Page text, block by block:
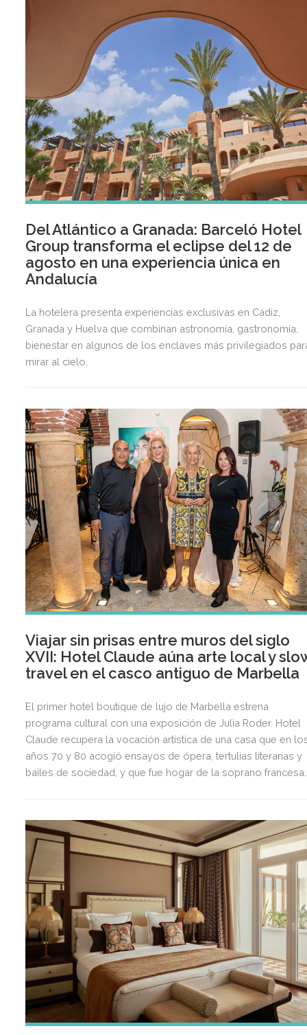
Del Atlántico a Granada: Barceló Hotel
Group transforma el eclipse del 12 de
agosto en una experiencia única en
Andalucía
La hotelera presenta experiencias exclusivas en Cádiz,
Granada y Huelva que combinan astronomía, gastronomía,
bienestar en algunos de los enclaves más privilegiados
mirar al cielo.
Viajar sin prisas entre muros del siglo
XVII: Hotel Claude aúna arte local y
travel en el casco antiguo de Marbella
El primer hotel boutique de lujo de Marbella estrena
programa cultural con una exposición de Julia Roder. Hotel
Claude recupera la vocación artística de una casa que en
años 70 y 80 acogió ensayos de ópera, tertulias literarias y
bailes de sociedad, y que fue hogar de la soprano francesa